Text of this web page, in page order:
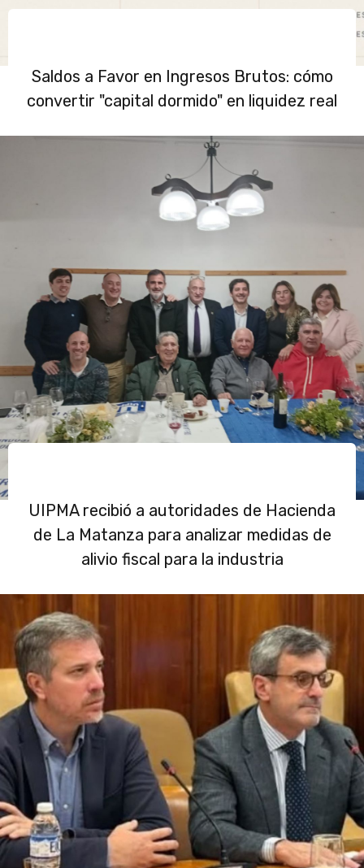
Saldos a Favor en Ingresos Brutos: cómo
convertir "capital dormido" en liquidez real
UIPMA recibió a autoridades de Hacienda
de La Matanza para analizar medidas de
alivio fiscal para la industria